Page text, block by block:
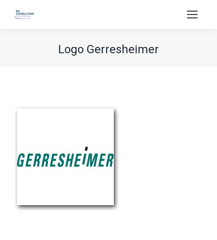
Logo Gerresheimer